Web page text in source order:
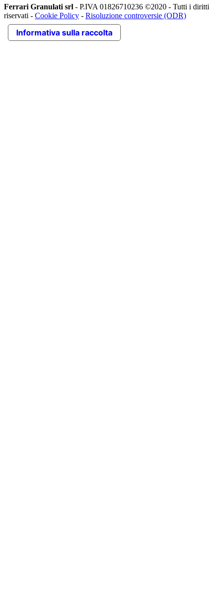
Ferrari Granulati srl - P.IVA 01826710236 ©2020 - Tutti i diritti
riservati - Cookie Policy - Risoluzione controversie (ODR)
Informativa sulla raccolta